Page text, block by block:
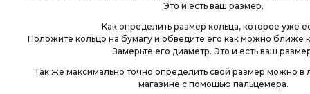
Это и есть ваш размер.
Как определить размер кольца, которое уже
Положите кольцо на бумагу и обведите его как можно ближе
Замерьте его диаметр. Это и есть ваш
Так же максимально точно определить свой размер можно
магазине с помощью пальцемера.